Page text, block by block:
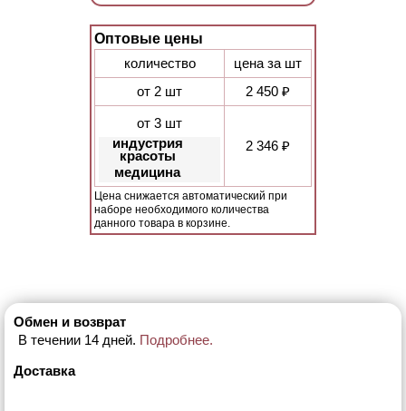
Оптовые цены
количество
цена за шт
от 2 шт
2 450 ₽
от 3 шт
индустрия
красоты
медицина
2 346 ₽
Цена снижается автоматический при
наборе необходимого количества
данного товара в корзине.
Обмен и возврат
В течении 14 дней. Подробнее.
Доставка